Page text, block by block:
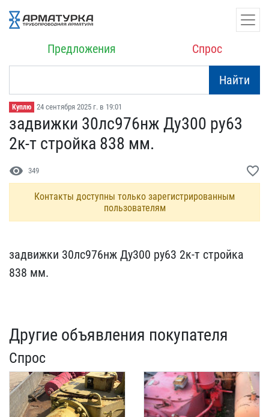
Предложения Спрос
Найти
Куплю 24 сентября 2025 г. в 19:01
задвижки 30лс976нж Ду300​ ру63
2к-т стройка 838 м​м.
visibility 349 favorite_border
Контакты доступны только зарегистрированным
пользователям
задвижки 30лс976нж Ду300​ ру63 2к-т стройка
838 м​м.
Другие объявления покупателя
Спрос